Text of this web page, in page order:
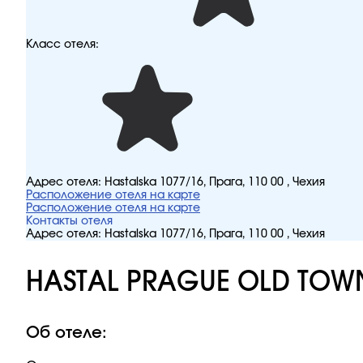
Класс отеля:
Адрес отеля: Hastalska 1077/16, Прага, 110 00 , Чехия
Расположение отеля на карте
Расположение отеля на карте
Контакты отеля
Адрес отеля: Hastalska 1077/16, Прага, 110 00 , Чехия
HASTAL PRAGUE OLD
Об отеле: